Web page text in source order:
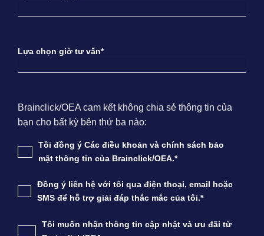
Lựa chọn giờ tư vấn*
Brainclick/OEA cam kết không chia sẻ thông tin của
bạn cho bất kỳ bên thứ ba nào:
Tôi đồng ý Các điều khoản và chính sách bảo
mật thông tin của Brainclick/OEA.*
Đồng ý liên hệ với tôi qua điện thoại, email hoặc
SMS để hỗ trợ giải đáp thắc mắc của tôi.*
Tôi muốn nhận thông tin cập nhật và ưu đãi từ